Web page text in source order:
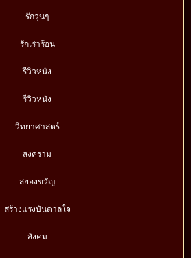
รักวุ่นๆ
รักเร่าร้อน
รีวิวหนัง
รีวิวหนัง
วิทยาศาสตร์
สงคราม
สยองขวัญ
สร้างแรงบันดาลใจ
สังคม